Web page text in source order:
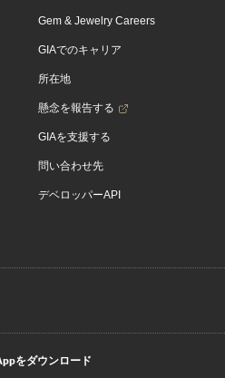
Gem & Jewelry Careers
GIAでのキャリア
所在地
懸念を報告する
GIAを支援する
問い合わせ先
デベロッパーAPI
をダウンロード